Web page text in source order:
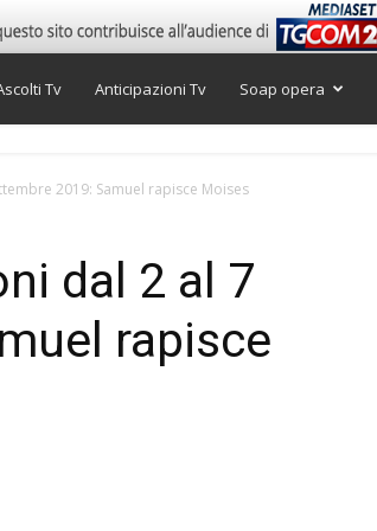
Tv Anticipazioni Tv Soap opera
2019: Samuel rapisce Moises
dal 2 al 7
rapisce